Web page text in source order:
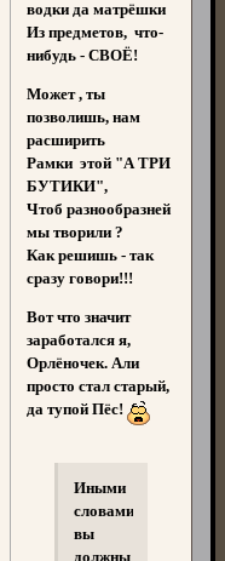
водки да матрёшки
Из предметов, что-
нибудь - СВОЁ!
Может , ты
позволишь, нам
расширить
Рамки этой "А ТРИ
БУТИКИ",
Чтоб разнообразней
мы творили ?
Как решишь - так
сразу говори!!!
Вот что значит
заработался я,
Орлёночек. Али
просто стал старый,
да тупой Пёс!
Иными
словами,
вы